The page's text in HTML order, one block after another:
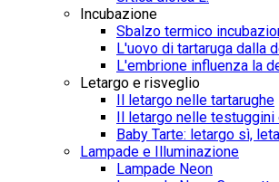
Incubazione
Sbalzo termico
L'uovo di tartaruga dalla
L'embrione influenza la
Letargo e risveglio
Il letargo nelle tartarughe
Il letargo nelle testuggini
Baby Tarte: letargo sì,
Lampade e Illuminazione
Lampade Neon